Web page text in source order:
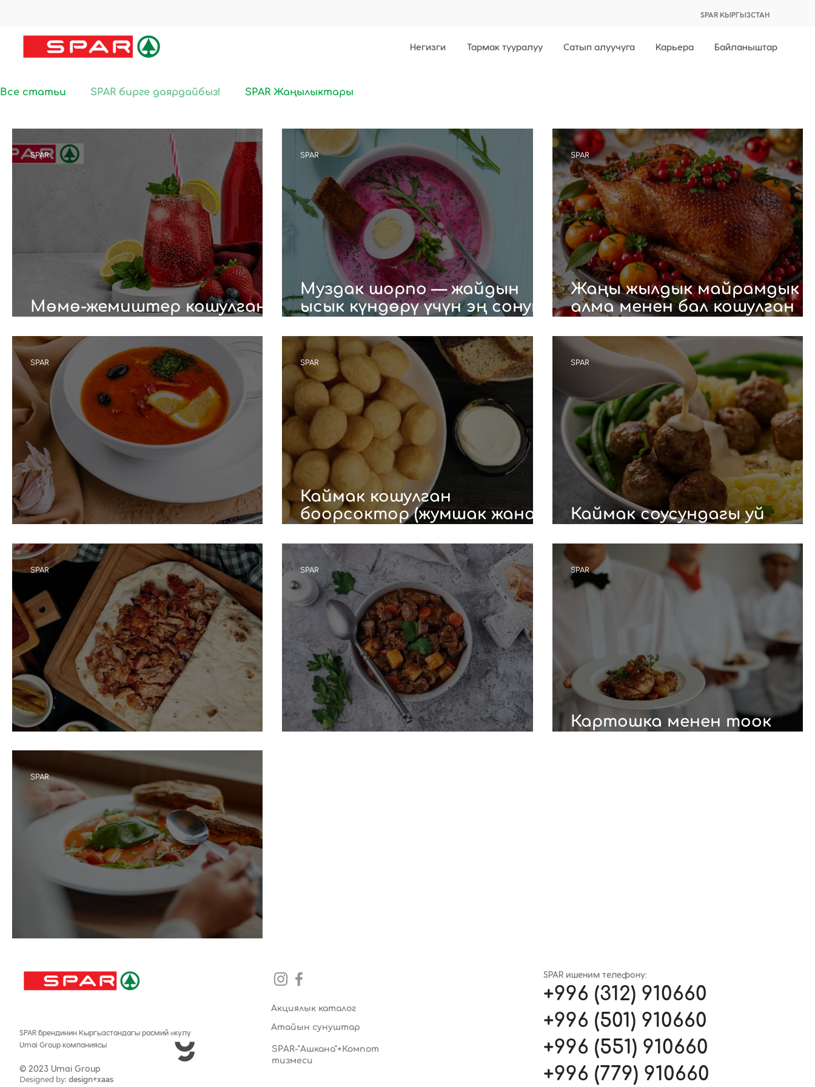
SPAR КЫРГЫЗСТАН
Негизги Тармак тууралуу Сатып алуучуга Карьера Байланыштар
Все статьи SPAR бирге даярдайбыз! SPAR Жаңылыктары
Мөмө-жемиштер кошулган
SPAR
Муздак шорпо — жайдын
ысык күндөрү үчүн эң сонун
SPAR
Жаңы жылдык майрамдык
алма менен бал кошулган
SPAR
SPAR
Каймак кошулган
боорсоктор (жумшак жана
SPAR
Каймак соусундагы уй
SPAR
SPAR SPAR
Картошка менен тоок
SPAR
SPAR
SPAR брендинин Кыргызстандагы расмий өкyлy
Umai Group компаниясы
© 2023 Umai Group
Designed by: design+xaas
Акциялык каталог
Атайын сунуштар
SPAR-"Ашкана"+Компот
тизмеси
SPAR ишеним телефону:
+996 (312) 910660
+996 (501) 910660
+996 (551) 910660
+996 (779) 910660